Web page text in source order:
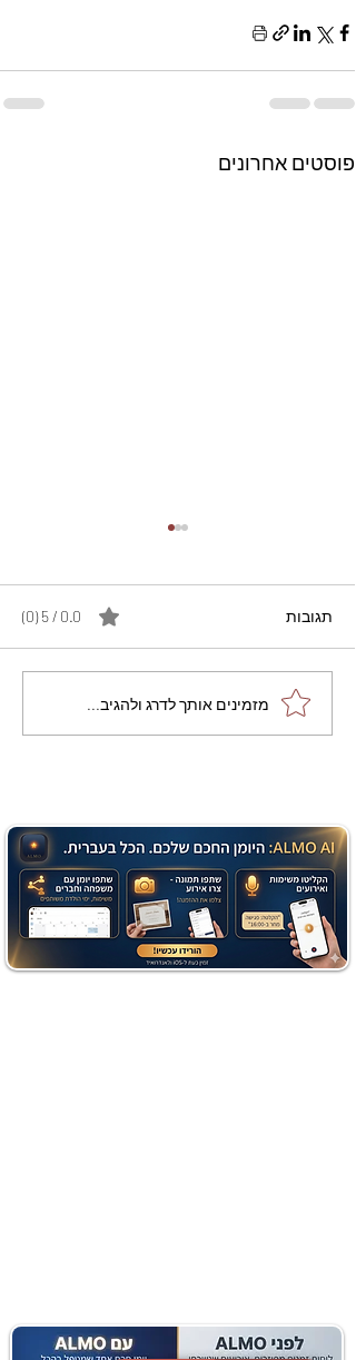
פוסטים אחרונים
מתכון מנצח עוגת מייפל
שוקולד בחושה וקלה - זיוה
תגובות 0.0 / 5 ‏(0)
מזמינים אותך לדרג ולהגיב...